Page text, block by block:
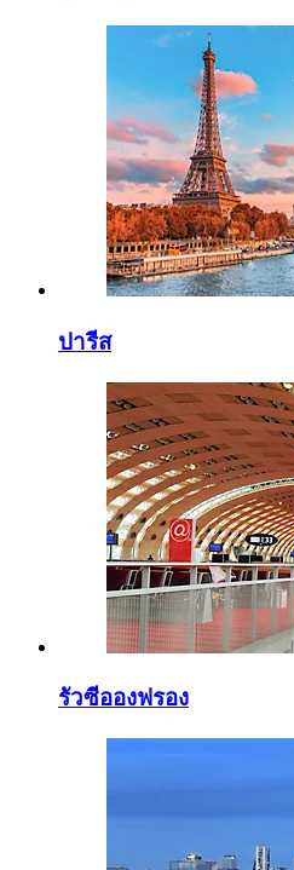
ปารีส
รัวซีอองฟรอง